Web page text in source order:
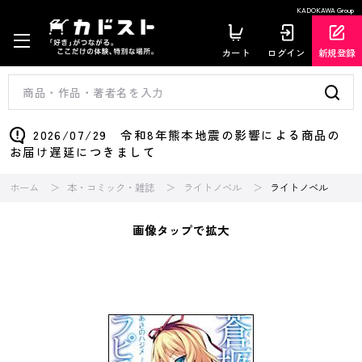
KADOKAWA Group
カート ログイン 新規登録
2026/07/29 令和8年熊本地震の影響による商品の
お届け遅延につきまして
ホーム 本・コミック・雑誌 ライトノベル ライトノベル
画像タップで拡大